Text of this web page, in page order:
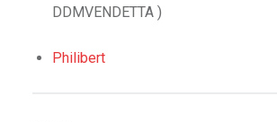
DDMVENDETTA )
Philibert